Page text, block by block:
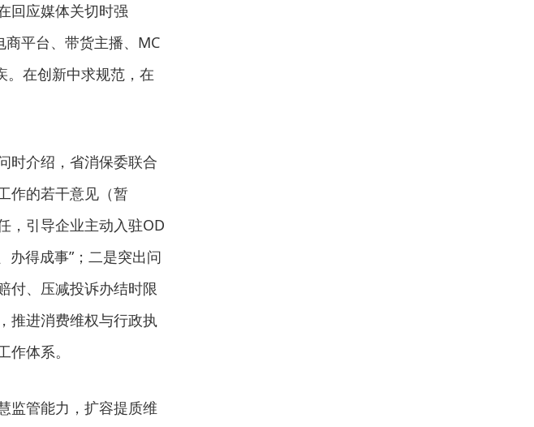
回应媒体关切时强
商平台、带货主播、MC
。在创新中求规范，在
时介绍，省消保委联合
作的若干意见（暂
，引导企业主动入驻OD
办得成事”；二是突出问
付、压减投诉办结时限
推进消费维权与行政执
体系。
监管能力，扩容提质维